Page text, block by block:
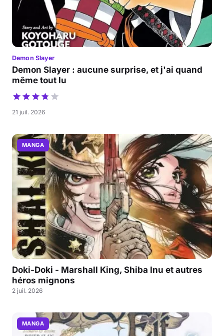
Demon Slayer
Demon Slayer : aucune surprise, et j'ai quand
même tout lu
21 juil. 2026
MANGA
Doki-Doki - Marshall King, Shiba Inu et autres
héros mignons
2 juil. 2026
MANGA